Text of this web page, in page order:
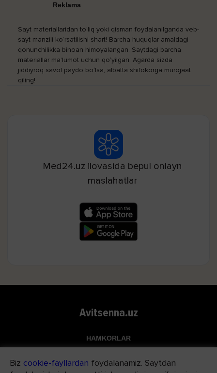
Reklama
Sayt materiallaridan to‘liq yoki qisman foydalanilganda veb-
sayt manzili ko‘rsatilishi shart! Barcha huquqlar amaldagi
qonunchilikka binoan himoyalangan. Saytdagi barcha
materiallar ma’lumot uchun qo‘yilgan. Agarda sizda
jiddiyroq savol paydo bo‘lsa, albatta shifokorga murojaat
qiling!
Med24.uz ilovasida bepul onlayn
maslahatlar
Avitsenna.uz
HAMKORLAR
Apteka.uz
Biz cookie-fayllardan foydalanamiz. Saytdan